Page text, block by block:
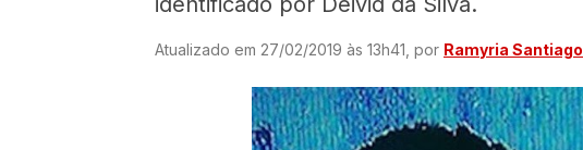
Atualizado em 27/02/2019 às 13h41, por Ramyria Santiago